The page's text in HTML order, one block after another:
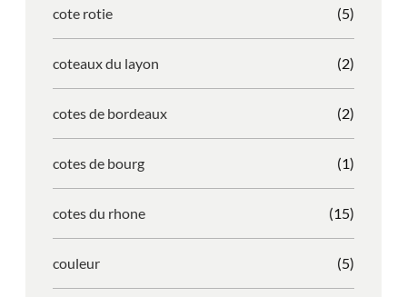
cote rotie (5)
coteaux du layon (2)
cotes de bordeaux (2)
cotes de bourg (1)
cotes du rhone (15)
couleur (5)